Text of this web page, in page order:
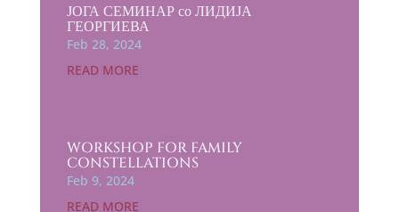
ЈОГА СЕМИНАР со ЛИДИЈА
ГЕОРГИЕВА
Feb 28, 2024
READ MORE
WORKSHOP FOR FAMILY
CONSTELLATIONS
Feb 9, 2024
READ MORE